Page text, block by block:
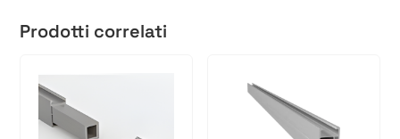
Prodotti correlati